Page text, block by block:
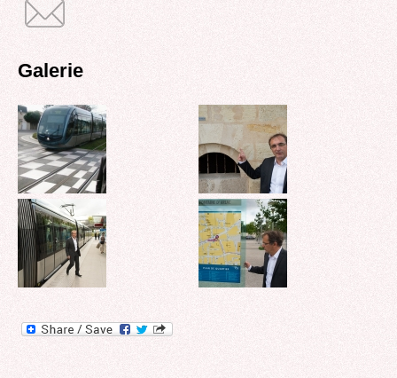
Galerie